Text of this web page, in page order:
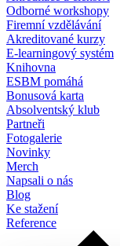
Odborné workshopy
Firemní vzdělávání
Akreditované kurzy
E-learningový systém
Knihovna
ESBM pomáhá
Bonusová karta
Absolventský klub
Partneři
Fotogalerie
Novinky
Merch
Napsali o nás
Blog
Ke stažení
Reference